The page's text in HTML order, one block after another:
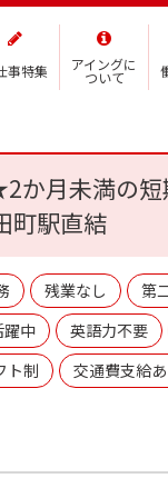
事特集 アイングに
ついて
か月未満の
町駅直結
残業なし 第
躍中
英語力不要
ト制
交通費支給あ